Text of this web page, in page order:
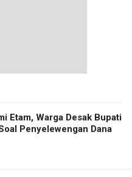
Etam, Warga Desak Bupati
Penyelewengan Dana